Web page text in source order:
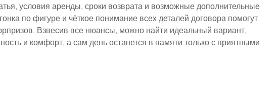
условия аренды, сроки возврата и возможные дополнительные
по фигуре и чёткое понимание всех деталей договора помогут
Взвесив все нюансы, можно найти идеальный вариант,
и комфорт, а сам день останется в памяти только с приятными